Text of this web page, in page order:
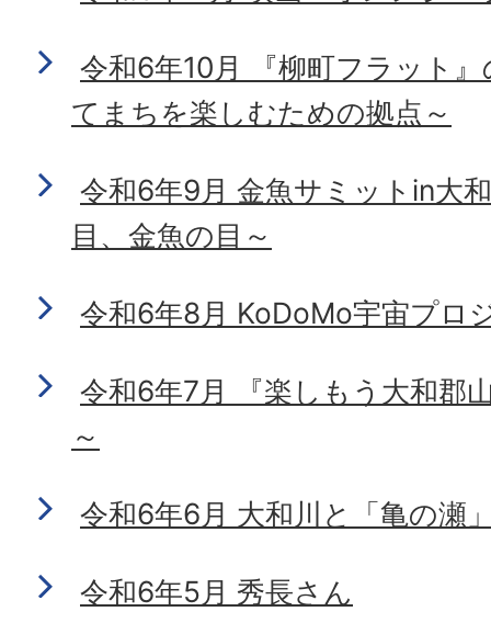
令和6年10月 『柳町フラット
てまちを楽しむための拠点～
令和6年9月 金魚サミットin大
目、金魚の目～
令和6年8月 KoDoMo宇宙プロ
令和6年7月 『楽しもう大和郡
～
令和6年6月 大和川と「亀の瀬
令和6年5月 秀長さん